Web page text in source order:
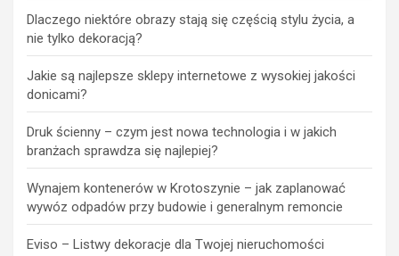
Dlaczego niektóre obrazy stają się częścią stylu życia, a
nie tylko dekoracją?
Jakie są najlepsze sklepy internetowe z wysokiej jakości
donicami?
Druk ścienny – czym jest nowa technologia i w jakich
branżach sprawdza się najlepiej?
Wynajem kontenerów w Krotoszynie – jak zaplanować
wywóz odpadów przy budowie i generalnym remoncie
Eviso – Listwy dekoracje dla Twojej nieruchomości